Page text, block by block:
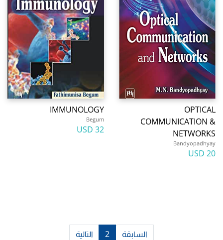
COMMUNICATION
IMMUNOLOGY
Begum
السابقة التالية